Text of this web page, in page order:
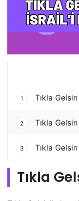
1 Tıkla
2 Tıkla
3 Tıkla
Tıkla